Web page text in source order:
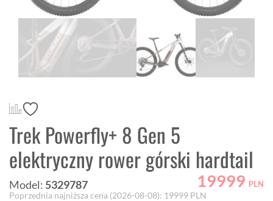
Trek Powerfly+ 8 Gen 5
elektryczny rower górski hardtail
Model: 5329787 19999 PLN
Poprzednia najniższa cena (2026-08-08): 19999 PLN